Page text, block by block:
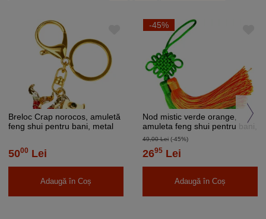
Breloc Crap norocos, amuletă
feng shui pentru bani, metal
5000 Lei
Adaugă în Coș
-45%
Nod mistic verde orange,
amuleta feng shui pentru bani,
canaf ciucuri textil
49,00 Lei (-45%)
2695 Lei
Adaugă în Coș